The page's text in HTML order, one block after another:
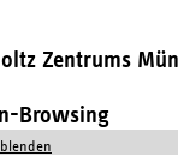
Zentrums
Browsing